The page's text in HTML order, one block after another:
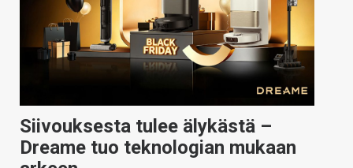
Siivouksesta tulee älykästä –
Dreame tuo teknologian mukaan